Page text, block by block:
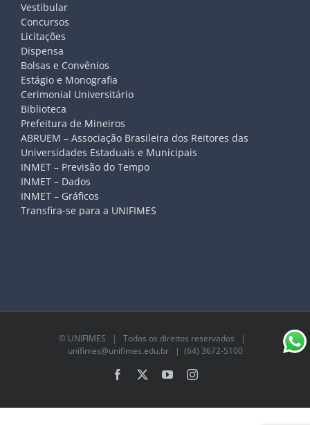
Vestibular
Concursos
Licitações
Dispensa
Bolsas e Convênios
Estágio e Monografia
Cerimonial Universitário
Biblioteca
Prefeitura de Mineiros
ABRUEM – Associação Brasileira dos Reitores das
Universidades Estaduais e Municipais
INMET – Previsão do Tempo
INMET – Dados
INMET – Gráficos
Transfira-se para a UNIFIMES
© UNIFIMES | Todos os direitos reservados |
unifimes@unifimes.edu.br| (64) 3672-5100
Facebook YouTubeInstagram